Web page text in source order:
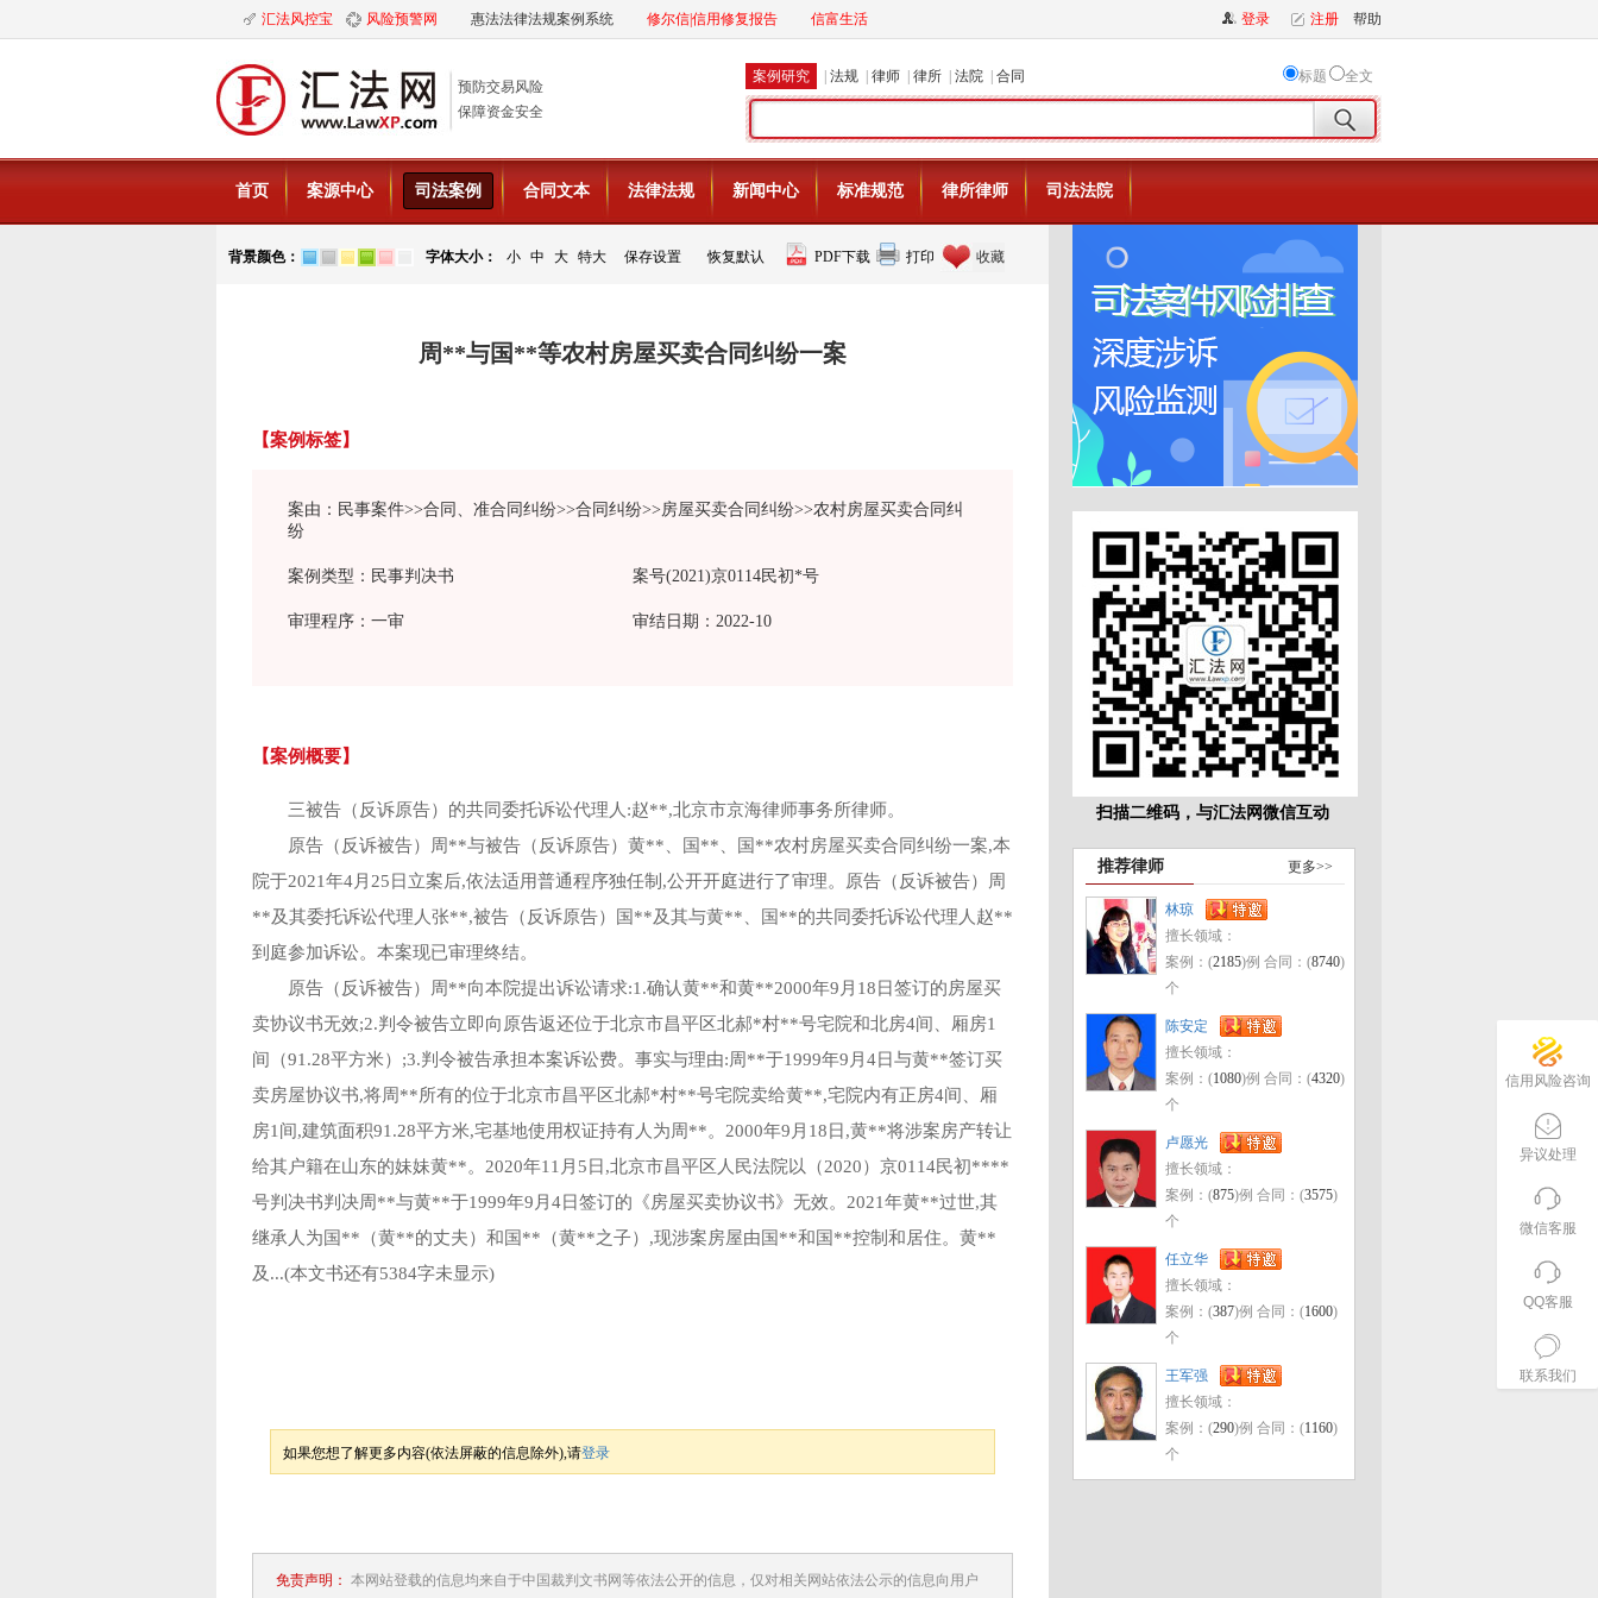
汇法风控宝 风险预警网 惠法法律法规案例系统 修尔信|信用修复报告 信富生活 登录 注册 帮助
预防交易风险
保障资金安全
案例研究 法规 律师 律所 法院 合同 标题 全文
首页 案源中心 司法案例 合同文本 法律法规 新闻中心 标准规范 律所律师 司法法院
背景颜色： 字体大小： 小 中 大 特大 保存设置 恢复默认 PDF下载 打印 收藏
周**与国**等农村房屋买卖合同纠纷一案
【案例标签】
案由：民事案件>>合同、准合同纠纷>>合同纠纷>>房屋买卖合同纠纷>>农村房屋买卖合同纠
纷
案例类型：民事判决书 案号(2021)京0114民初*号
审理程序：一审 审结日期：2022-10
【案例概要】
三被告（反诉原告）的共同委托诉讼代理人:赵**,北京市京海律师事务所律师。
原告（反诉被告）周**与被告（反诉原告）黄**、国**、国**农村房屋买卖合同纠纷一案,本
院于2021年4月25日立案后,依法适用普通程序独任制,公开开庭进行了审理。原告（反诉被告）周
**及其委托诉讼代理人张**,被告（反诉原告）国**及其与黄**、国**的共同委托诉讼代理人赵**
到庭参加诉讼。本案现已审理终结。
原告（反诉被告）周**向本院提出诉讼请求:1.确认黄**和黄**2000年9月18日签订的房屋买
卖协议书无效;2.判令被告立即向原告返还位于北京市昌平区北郝*村**号宅院和北房4间、厢房1
间（91.28平方米）;3.判令被告承担本案诉讼费。事实与理由:周**于1999年9月4日与黄**签订买
卖房屋协议书,将周**所有的位于北京市昌平区北郝*村**号宅院卖给黄**,宅院内有正房4间、厢
房1间,建筑面积91.28平方米,宅基地使用权证持有人为周**。2000年9月18日,黄**将涉案房产转让
给其户籍在山东的妹妹黄**。2020年11月5日,北京市昌平区人民法院以（2020）京0114民初****
号判决书判决周**与黄**于1999年9月4日签订的《房屋买卖协议书》无效。2021年黄**过世,其
继承人为国**（黄**的丈夫）和国**（黄**之子）,现涉案房屋由国**和国**控制和居住。黄**
及...(本文书还有5384字未显示)
如果您想了解更多内容(依法屏蔽的信息除外),请登录
免责声明： 本网站登载的信息均来自于中国裁判文书网等依法公开的信息，仅对相关网站依法公示的信息向用户
扫描二维码，与汇法网微信互动
推荐律师 更多>>
林琼
擅长领域：
案例：(2185)例 合同：(8740)
个
陈安定
擅长领域：
案例：(1080)例 合同：(4320)
个
卢愿光
擅长领域：
案例：(875)例 合同：(3575)
个
任立华
擅长领域：
案例：(387)例 合同：(1600)
个
王军强
擅长领域：
案例：(290)例 合同：(1160)
个
信用风险咨询
异议处理
微信客服
QQ客服
联系我们